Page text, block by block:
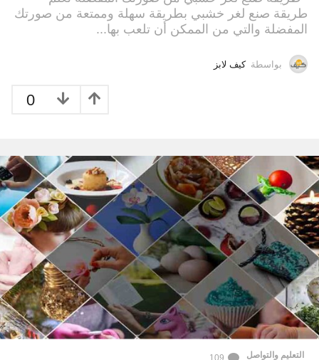
طريقة صنع لغر خشبي بطريقة سهلة وممتعة من صورتك
المفضلة والتي من الممكن أن تلعب بها...
بواسطة كيف لابز
0
التعليم والتواصل 109